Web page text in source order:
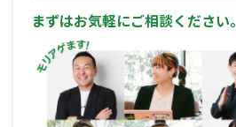
まずはお気軽にご相談ください。